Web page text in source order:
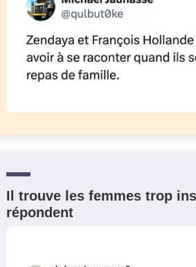
Il trouve les femmes trop
répondent